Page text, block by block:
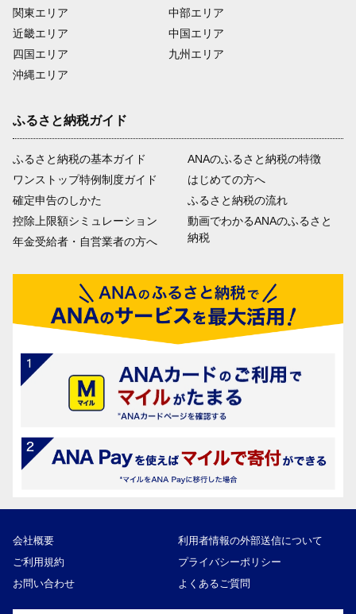
関東エリア
近畿エリア
四国エリア
沖縄エリア
中部エリア
中国エリア
九州エリア
ふるさと納税ガイド
ふるさと納税の基本ガイド
ワンストップ特例制度ガイド
確定申告のしかた
控除上限額シミュレーション
年金受給者・自営業者の方へ
ANAのふるさと納税の特徴
はじめての方へ
ふるさと納税の流れ
動画でわかるANAのふるさと
納税
会社概要
利用者情報の外部送信について
ご利用規約
プライバシーポリシー
お問い合わせ
よくあるご質問